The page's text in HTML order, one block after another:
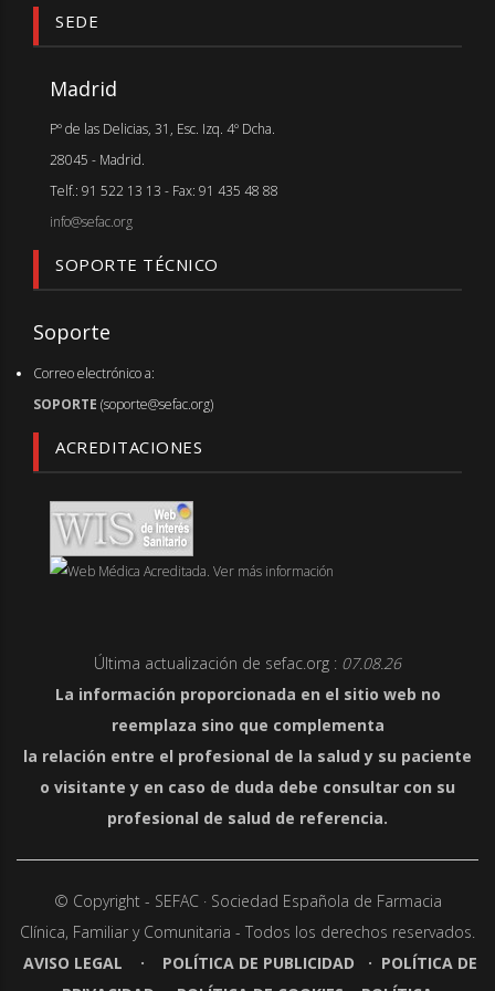
SEDE
Madrid
Pº de las Delicias, 31, Esc. Izq. 4º Dcha.
28045 - Madrid.
Telf.: 91 522 13 13 - Fax: 91 435 48 88
info@sefac.org
SOPORTE TÉCNICO
Soporte
Correo electrónico a:
SOPORTE (soporte@sefac.org)
ACREDITACIONES
Última actualización de sefac.org : 07.08.26
La información proporcionada en el sitio web no
reemplaza sino que complementa
la relación entre el profesional de la salud y su paciente
o visitante y en caso de duda debe consultar con su
profesional de salud de referencia.
© Copyright - SEFAC · Sociedad Española de Farmacia
Clínica, Familiar y Comunitaria - Todos los derechos reservados.
AVISO LEGAL
· POLÍTICA DE PUBLICIDAD · POLÍTICA DE